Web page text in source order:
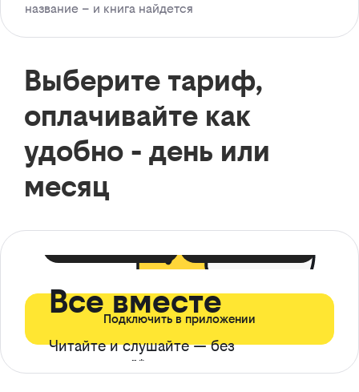
название – и книга найдется
Выберите тариф,
оплачивайте как
удобно - день или
месяц
Все вместе
Читайте и слушайте — без
ограничений*
Подключить в приложении